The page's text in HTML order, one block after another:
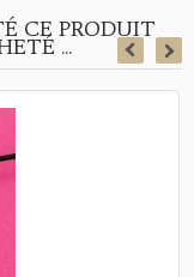
CE PRODUIT
...